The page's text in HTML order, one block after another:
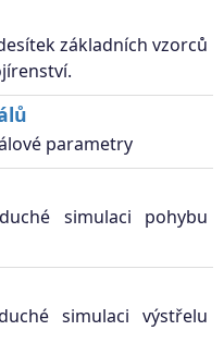
základních vzorců
parametry
simulaci pohybu
simulaci výstřelu